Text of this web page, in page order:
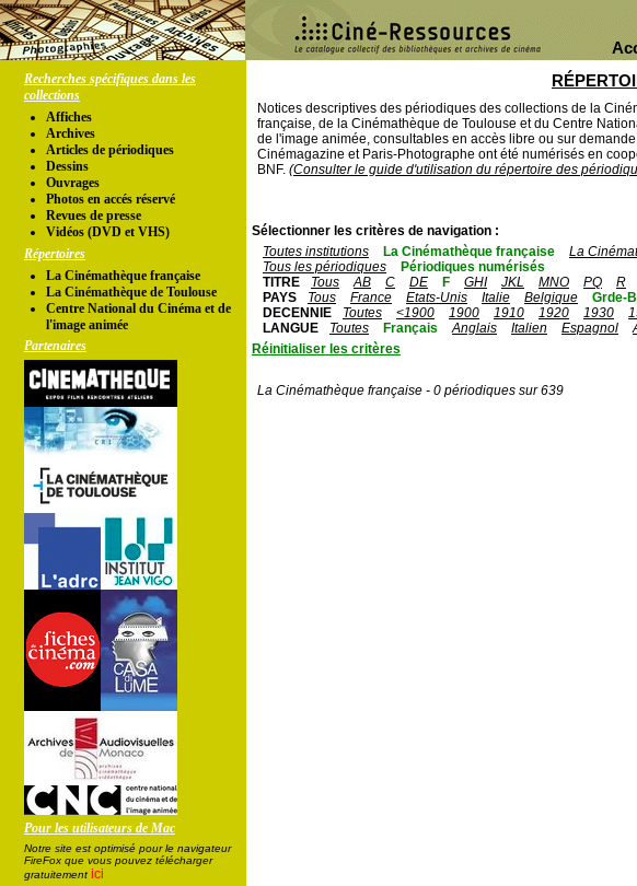
Recherches spécifiques dans les
collections
Affiches
Archives
Articles de périodiques
Dessins
Ouvrages
Photos en accés réservé
Revues de presse
Vidéos (DVD et VHS)
Répertoires
La Cinémathèque française
La Cinémathèque de Toulouse
Centre National du Cinéma et de
l'image animée
Partenaires
Pour les utilisateurs de Mac
Notre site est optimisé pour le navigateur
FireFox que vous pouvez télécharger
gratuitement ici
Notices descriptives des périodiques des collections de la
française, de la Cinémathèque de Toulouse et du Centre
de l'image animée, consultables en accès libre ou sur
Cinémagazine et Paris-Photographe ont été numérisés en
BNF. (Consulter le guide d'utilisation du répertoire des
Sélectionner les critères de navigation :
Toutes institutions
La Cinémathèque française La
Tous les périodiques
Périodiques numérisés
TITRE
Tous AB C DE F GHI JKL MNO PQ R
PAYS
Tous France Etats-Unis Italie Belgique Grde-
DECENNIE
Toutes <1900 1900 1910 1920 1930
LANGUE
Toutes Français Anglais Italien Espagnol
Réinitialiser les critères
La Cinémathèque française - 0 périodiques sur 639